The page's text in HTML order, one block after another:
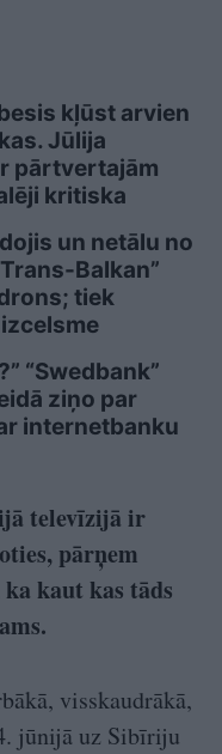
kļūst arvien
Jūlija
pārtvertajām
kritiska
un netālu no
Balkan”
tiek
“Swedbank”
ziņo par
internetbanku
televīzijā ir
pārņem
kaut kas tāds
visskaudrākā,
jūnijā uz Sibīriju